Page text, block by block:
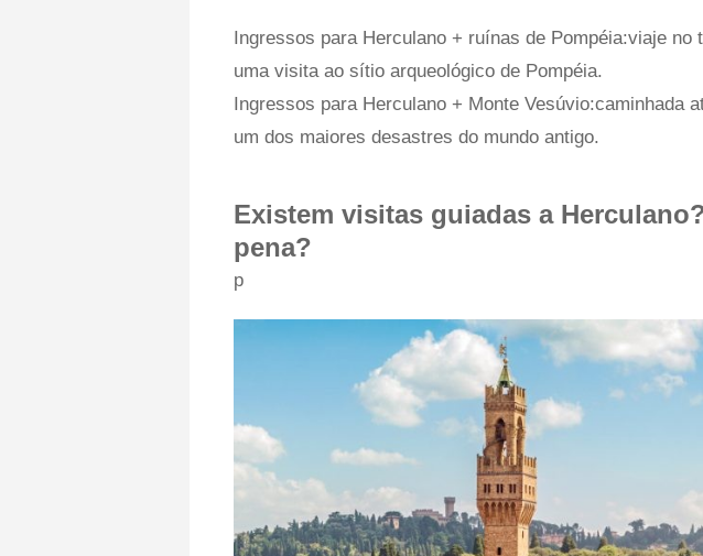
Ingressos para Herculano + ruínas de Pompéia:viaje no
uma visita ao sítio arqueológico de Pompéia.
Ingressos para Herculano + Monte Vesúvio:caminhada
um dos maiores desastres do mundo antigo.
Existem visitas guiadas a
pena?
p